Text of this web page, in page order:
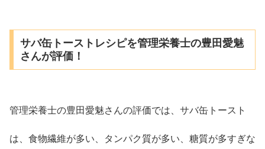
サバ缶トーストレシピを管理栄養士の豊田愛魅
さんが評価！
管理栄養士の豊田愛魅さんの評価では、サバ缶トースト
は、食物繊維が多い、タンパク質が多い、糖質が多すぎな